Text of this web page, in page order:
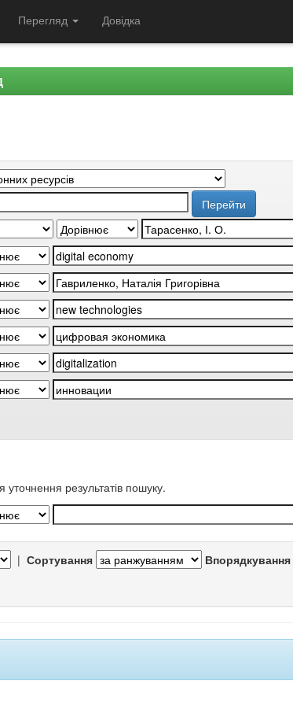
Перегляд Довідка
уточнення результатів пошуку.
| Сортування Впорядкування